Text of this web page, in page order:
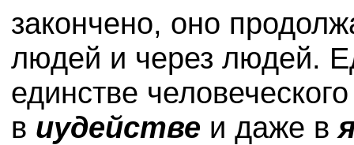
закончено, оно
людей и через людей.
единстве
в иудействе и даже в